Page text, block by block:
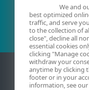
We and
best optimized
traffic, and serve
to the collection of
close", decline all
essential cookies
clicking "Manage
withdraw your
anytime by clicking
footer or in your
information, see our